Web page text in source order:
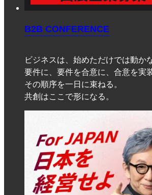
B2B CONFERENCE
ビジネスは、始めただけでは動か
要件に、要件を合意に、合意を実
その順序を一日に束ねる。
共創はここで形になる。